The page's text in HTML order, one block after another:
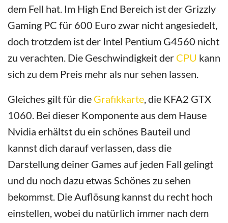
dem Fell hat. Im High End Bereich ist der Grizzly
Gaming PC für 600 Euro zwar nicht angesiedelt,
doch trotzdem ist der Intel Pentium G4560 nicht
zu verachten. Die Geschwindigkeit der CPU kann
sich zu dem Preis mehr als nur sehen lassen.
Gleiches gilt für die Grafikkarte, die KFA2 GTX
1060. Bei dieser Komponente aus dem Hause
Nvidia erhältst du ein schönes Bauteil und
kannst dich darauf verlassen, dass die
Darstellung deiner Games auf jeden Fall gelingt
und du noch dazu etwas Schönes zu sehen
bekommst. Die Auflösung kannst du recht hoch
einstellen, wobei du natürlich immer nach dem